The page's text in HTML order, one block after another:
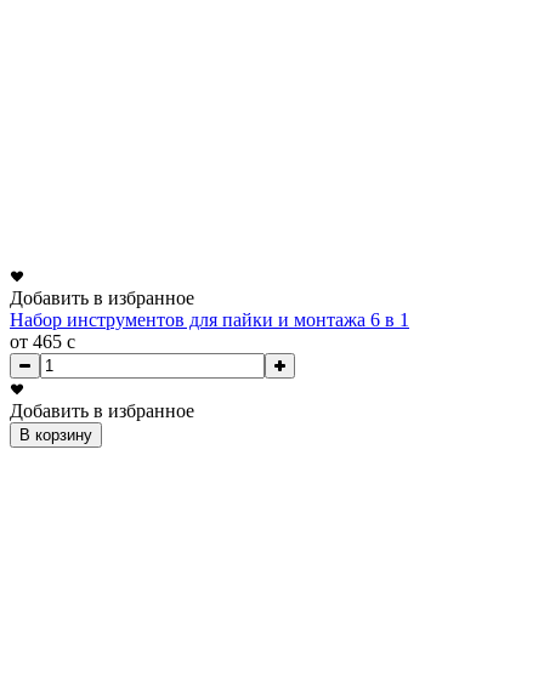
Добавить в избранное
Набор инструментов для пайки и монтажа 6 в 1
от 465 c
Добавить в избранное
В корзину